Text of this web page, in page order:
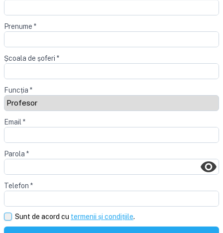
Prenume *
Școala de șoferi *
Funcția *
Email *
Parola *
Telefon *
Sunt de acord cu termenii și condițiile.